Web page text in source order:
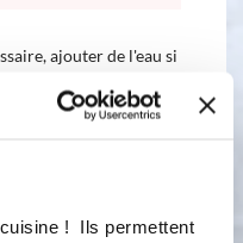
! Ils permettent
ajouter de l'eau si
ce temps préparer